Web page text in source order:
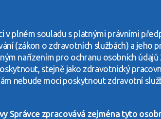
plném souladu s platnými právními
(zákon o zdravotních službách) a jeho
nařízením pro ochranu osobních
stejně jako zdravotnický
nebude moci poskytnout zdravotní
Správce zpracovává zejména tyto